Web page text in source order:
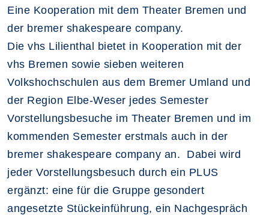
Eine Kooperation mit dem Theater Bremen und
der bremer shakespeare company.
Die vhs Lilienthal bietet in Kooperation mit der
vhs Bremen sowie sieben weiteren
Volkshochschulen aus dem Bremer Umland und
der Region Elbe-Weser jedes Semester
Vorstellungsbesuche im Theater Bremen und im
kommenden Semester erstmals auch in der
bremer shakespeare company an. Dabei wird
jeder Vorstellungsbesuch durch ein PLUS
ergänzt: eine für die Gruppe gesondert
angesetzte Stückeinführung, ein Nachgespräch